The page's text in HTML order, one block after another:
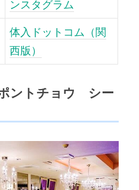
ンスタグラム
体入ドットコム（関
西版）
ントチョウ シー